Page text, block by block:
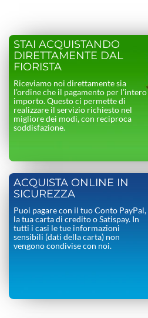
STAI ACQUISTANDO
DIRETTAMENTE DAL
FIORISTA
Riceviamo noi direttamente sia
l’ordine che il pagamento per l’intero
importo. Questo ci permette di
realizzare il servizio richiesto nel
migliore dei modi, con reciproca
soddisfazione.
ACQUISTA ONLINE IN
SICUREZZA
Puoi pagare con il tuo Conto PayPal,
la tua carta di credito o Satispay. In
tutti i casi le tue informazioni
sensibili (dati della carta) non
vengono condivise con noi.